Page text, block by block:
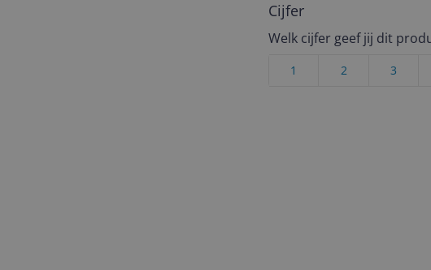
Cijfer
Welk cijfer geef jij dit
3
2
1